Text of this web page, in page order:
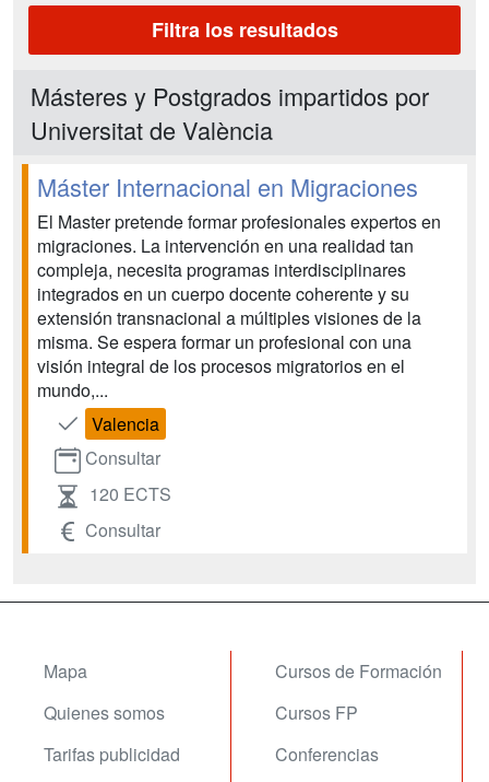
Filtra los resultados
Másteres y Postgrados impartidos por
Universitat de València
Máster Internacional en Migraciones
El Master pretende formar profesionales expertos en
migraciones. La intervención en una realidad tan
compleja, necesita programas interdisciplinares
integrados en un cuerpo docente coherente y su
extensión transnacional a múltiples visiones de la
misma. Se espera formar un profesional con una
visión integral de los procesos migratorios en el
mundo,...
Valencia
Consultar
120 ECTS
Consultar
Mapa
Quienes somos
Tarifas publicidad
Cursos de Formación
Cursos FP
Conferencias